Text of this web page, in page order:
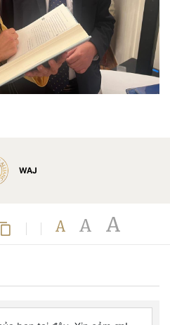
WAJ
A A A